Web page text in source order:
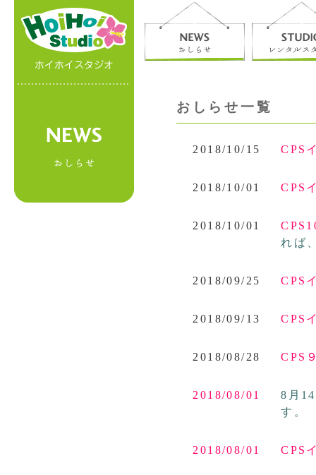
おしらせ一覧
2018/10/15 CPS
2018/10/01 CPS
2018/10/01
れば
2018/09/25 CPS
2018/09/13 CPS
2018/08/28 CPS
2018/08/01
8月
す。
2018/08/01 CPS